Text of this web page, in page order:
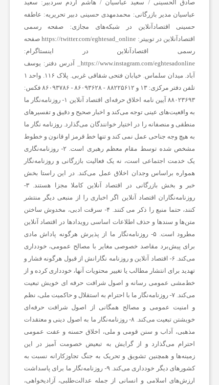
صادق الحسینی / سعید عباسیان / هاشم آردم سردبیر: سعید
عباسیان مدیر بازرگانی: محمدمهدی حسینی دبیر تحریریه: عاطفه
حسینی
اقتصادآنلاین در شبکه‌های مجازی:
صفحه رسمی
اقتصادآنلاین در توییتر: https://twitter.com/eghtesad_online صفحه
رسمی اقتصادآنلاین در اینستاگرام:
https://www.instagram.com/eghtesadonline_
آدرس دفتر: یوسف
آباد. میدان سلماس. خیابان فتحی شقاقی غربی. پلاک ۱۱۶. واحد ۱
تلفن دفتر مرکزی: ۱۳ و ۸۸۲۲۵۶۱۲ - ۸۶۰۹۳۶۲۸ - ۸۶۰۹۳۷۸۶ فکس:
۸۸۰۲۳۶۹۳ آیین نامه اخلاق حرفه‌ای اقتصاد آنلاین
۱- روزنامه‌نگار ما
به واقعیت‌های عینی توجه می‌کند و اخبار صحیح و دقیق و تفسیرهای
منطقی و منصفانه را در اختیار خوانندگان می‌گذارد. روزنامه نگار ما
به هیچ وجه جناحی عمل نمی کند و تنها خط قرمز او قانون و خطوط
مشخص شده توسط مقام معظم رهبری است. ۲- روزنامه‌نگاری
یک خدمت اجتماعی است، نه یک فعالیت بازرگانی و روزنامه‌نگار
همواره براساس وجدان اخلاق عمل می‌کند. در این راستا بخش
خبر و بخش بازرگانی در اقتصاد آنلاین کاملا مجزا هستند. ۳-
روزنامه‌نگاران اقتصاد آنلاین اگر اخباری را از منبعی دیگر منتشر
کنند، حتما منبع را ذکر می کنند. ۴- سرقت ادبی، مخدوش ساختن
متن‌ها و سندها و حذف اطلاعات اساسی رویدادها در اقتصاد آنلاین
مطرود است. ۵- روزنامه‌نگار ما از پذیرش هرگونه پاداش مادی
برای پیش‌برد مقاصد خصوصی مغایر با مصالح عمومی، خودداری
می‌کند. ۶- اقتصاد آنلاین و روزنامه نگارانش از قبول هرگونه فشار و
تهدید برای انتشار مطالب یا تغییر محتویات آنها، خودداری کرده و از
خط‌مشی عمومی رسانه و اصول شرافت حرفه ای خویش تبعیت
می‌کند. ۷- روزنامه‌نگار ما با احترام به استقلال و حاکمیت ملی، نظم
و امنیت عمومی و مصالح همگانی از اصول شرافت حرفه‌ای
خویشتن تبعیت می‌کند. ۸- روزنامه‌نگار ما به اصول دینی و معتقدات
مذهبی، آداب و سنن قومی و ملی، اخلاق حسنه و عفت عمومی
احترام می‌گذارد و از گرایش به تبعیض خصومت آمیز در این
زمینه‌ها و همچنین تشویق و تحریک به جنگ تجاوزکارانه نسبت به
کشورهای دیگر خودداری می‌کند. ۹- روزنامه‌نگار ما برای پاسداشت
ارزش‌های اسلامی و انسانی از جمله عدالت‌طلبی، آزادیخواهی،